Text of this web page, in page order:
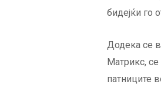
бидејќи го
Додека се
Матрикс,
патниците